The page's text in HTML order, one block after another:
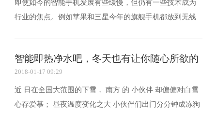
即使如今的智能手机发展有些缓慢，但仍有一些技术成为
行业的焦点。例如苹果和三星今年的旗舰手机都放到无线
就推出了全球首款自带无线充电功能的智能手机AQUOS...
智能即热净水吧，冬天也有让你随心所欲的
温
2018-01-17 09:29
近 日在全国大范围的下雪， 南方 的 小伙伴 却偏偏对白雪
心存爱慕； 昼夜温度变化之大 小伙伴们出门分分钟成冻狗